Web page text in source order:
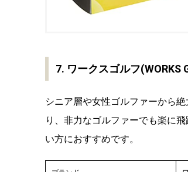
7. ワークスゴルフ(WORKS
シニア層や女性ゴルファーから
り、非力なゴルファーでも楽に
い方におすすめです。